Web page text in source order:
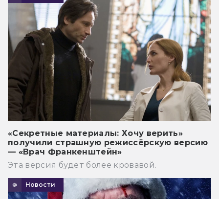
«Секретные материалы: Хочу верить»
получили страшную режиссёрскую версию
— «Врач Франкенштейн»
Эта версия будет более кровавой.
Новости